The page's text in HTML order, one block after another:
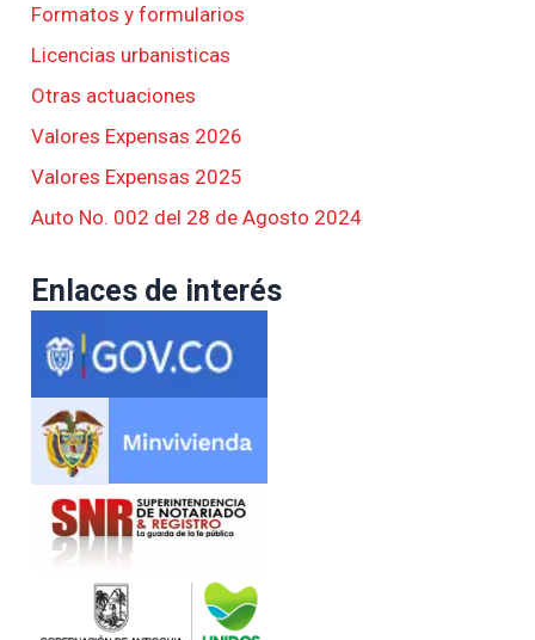
Formatos y formularios
Licencias urbanisticas
Otras actuaciones
Valores Expensas 2026
Valores Expensas 2025
Auto No. 002 del 28 de Agosto 2024
Enlaces de interés